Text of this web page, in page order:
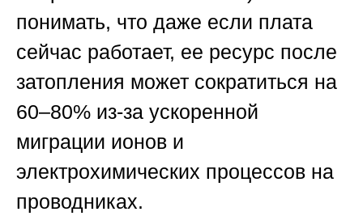
понимать, что даже если плата
сейчас работает, ее ресурс после
затопления может сократиться на
60–80% из-за ускоренной
миграции ионов и
электрохимических процессов на
проводниках.